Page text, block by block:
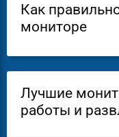
Как
мониторе
Лучшие
работы и